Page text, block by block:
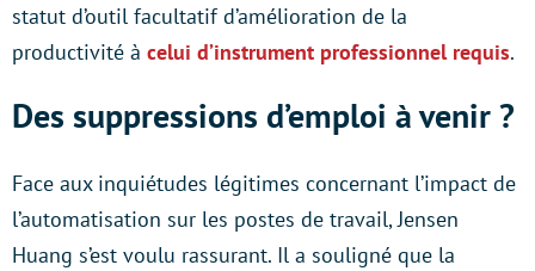
statut d’outil facultatif d’amélioration de la
productivité à celui d’instrument professionnel requis.
Des suppressions d’emploi à venir ?
Face aux inquiétudes légitimes concernant l’impact de
l’automatisation sur les postes de travail, Jensen
Huang s’est voulu rassurant. Il a souligné que la